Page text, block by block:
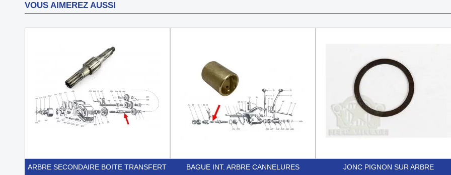
VOUS AIMEREZ AUSSI
ARBRE SECONDAIRE BOITE TRANSFERT BAGUE INT. ARBRE CANNELURES JONC PIGNON SUR ARBRE